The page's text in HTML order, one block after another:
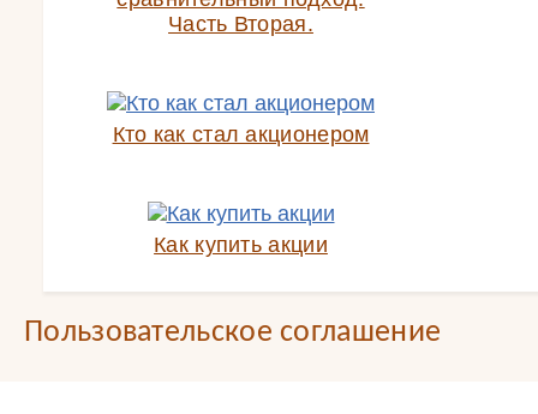
Часть Вторая.
Кто как стал акционером
Как купить акции
Пользовательское соглашение